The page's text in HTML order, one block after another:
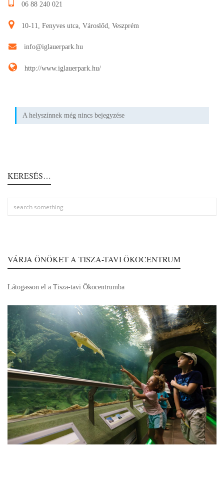
06 88 240 021
10-11, Fenyves utca, Városlőd, Veszprém
info@iglauerpark.hu
http://www.iglauerpark.hu/
A helyszínnek még nincs bejegyzése
KERESÉS…
VÁRJA ÖNÖKET A TISZA-TAVI ÖKOCENTRUM
Látogasson el a Tisza-tavi Ökocentrumba